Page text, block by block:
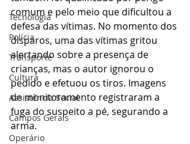
Tecnologia
Polícia
Transporte
Cultura
Assistência Social
Campos Gerais
Operário
comum e pelo meio que dificultou a
defesa das vítimas. No momento dos
disparos, uma das vítimas gritou
alertando sobre a presença de
crianças, mas o autor ignorou o
pedido e efetuou os tiros. Imagens
de monitoramento registraram a
fuga do suspeito a pé, segurando a
arma.